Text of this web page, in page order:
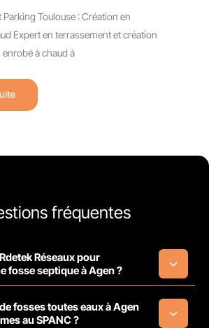
Toulouse : Création en
Expert en terrassement et création
à chaud à
fréquentes
Réseaux pour
fosse septique à Agen ?
fosses toutes eaux à Agen
au SPANC ?